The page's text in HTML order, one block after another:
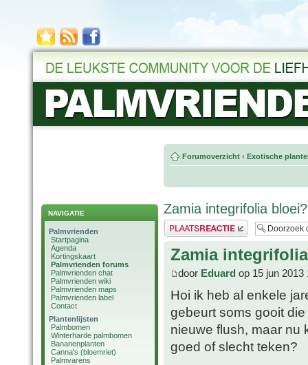
NAVIGATIE
Palmvrienden
Startpagina
Agenda
Kortingskaart
Palmvrienden forums
Palmvrienden chat
Palmvrienden wiki
Palmvrienden maps
Palmvrienden label
Contact
Plantenlijsten
Palmbomen
Winterharde palmbomen
Bananenplanten
Canna's (bloemriet)
Palmvarens
Forumoverzicht ‹ Exotische
Zamia integrifolia bloei?
Plaats een reactie
Zamia
door Eduard op 15 jun 2013
Hoi ik heb al enkele
gebeurt soms gooit
nieuwe flush, maar nu
goed of slecht teken?